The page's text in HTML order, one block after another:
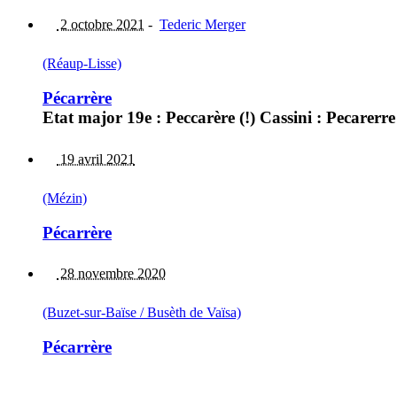
2 octobre 2021 - Tederic Merger
(Réaup-Lisse)
Pécarrère
Etat major 19e : Peccarère (!) Cassini :
19 avril 2021
(Mézin)
Pécarrère
28 novembre 2020
(Buzet-sur-Baïse / Busèth de Vaïsa)
Pécarrère